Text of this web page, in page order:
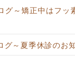
グ～矯正中はフッ
グ～夏季休診のお